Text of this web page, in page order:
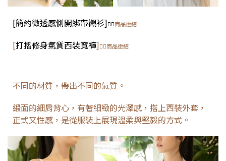
[簡約微透感側開綁帶襯衫]👈🏻商品連結
[打摺修身氣質西裝寬褲]👈🏻商品連結
不同的材質，帶出不同的氣質。
緞面的細肩背心，有著細緻的光澤感，搭上西裝外套，
正式又性感，是從服裝上展現溫柔與堅毅的方式。